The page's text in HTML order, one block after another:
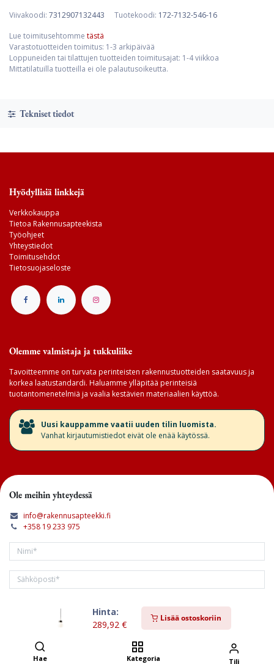
Hinta:
289,92€
Lisää ostoskoriin
Hae Kategoria Tili
Viivakoodi: 7312907132443 Tuotekoodi: 172-7132-546-16
Lue toimitusehtomme tästä
Varastotuotteiden toimitus: 1-3 arkipäivää
Loppuneiden tai tilattujen tuotteiden toimitusajat: 1-4 viikkoa
Mittatilatuilla tuotteilla ei ole palautusoikeutta.
Tekniset tiedot
Hyödyllisiä linkkejä
Verkkokauppa
Tietoa Rakennusapteekista
Työohjeet
Yhteystiedot
Toimitusehdot
Tietosuojaseloste
Olemme valmistaja ja tukkuliike
Tavoitteemme on turvata perinteisten rakennustuotteiden saatavuus ja
korkea laatustandardi. Haluamme ylläpitää perinteisiä
tuotantomenetelmiä ja vaalia kestävien materiaalien käyttöä.
​Uusi kauppamme vaatii uuden tilin luomista.
Vanhat kirjautumistiedot eivät ole enää käytössä.
Ole meihin yhteydessä
info@rakennusapteekki.fi
+358 19 233 975
Tilaa kirjeemme